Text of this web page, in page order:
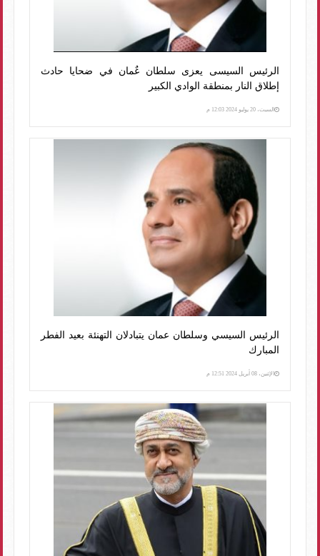
الرئيس السيسى يعزى سلطان عٌمان في ضحايا حادث
إطلاق النار بمنطقة الوادي الكبير
السبت، 20 يوليو 2024 12:03 م
الرئيس السيسي وسلطان عمان يتبادلان التهنئة بعيد الفطر
المبارك
الإثنين، 08 أبريل 2024 12:51 م